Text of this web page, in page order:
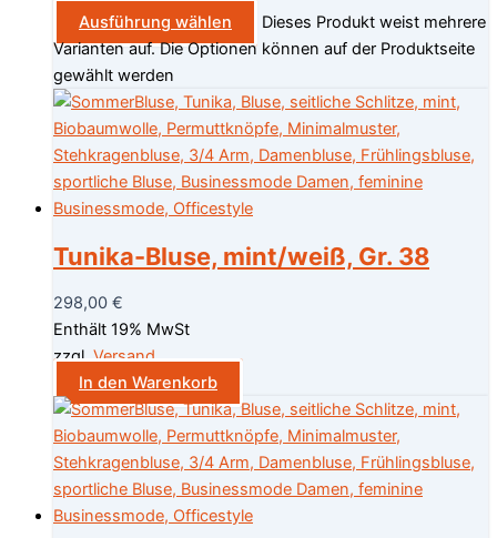
Ausführung wählen
Dieses Produkt weist mehrere
Varianten auf. Die Optionen können auf der Produktseite
gewählt werden
Tunika-Bluse, mint/weiß, Gr. 38
298,00 €
Enthält 19% MwSt
zzgl. Versand
In den Warenkorb